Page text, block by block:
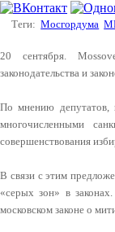
Теги: Мосгордума
20 сентября.
законодательства и
По мнению депутатов,
многочисленными
совершенствования
В связи с этим
«серых зон» в
московском законе о